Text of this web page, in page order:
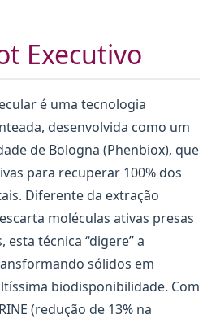
Executivo
é uma tecnologia
desenvolvida como um
de Bologna (Phenbiox), que
para recuperar 100% dos
Diferente da extração
moléculas ativas presas
esta técnica “digere” a
sólidos em
biodisponibilidade. Com
(redução de 13% na